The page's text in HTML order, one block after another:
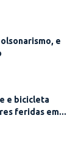
e
e bicicleta
feridas em...